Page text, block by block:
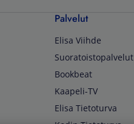
Palvelut
Elisa Viihde
Suoratoistopalvelut
Bookbeat
Kaapeli-TV
Elisa Tietoturva